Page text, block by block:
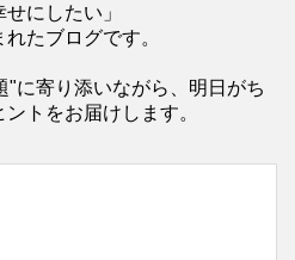
にしたい」
たブログです。
"に寄り添いながら、明日がち
トをお届けします。